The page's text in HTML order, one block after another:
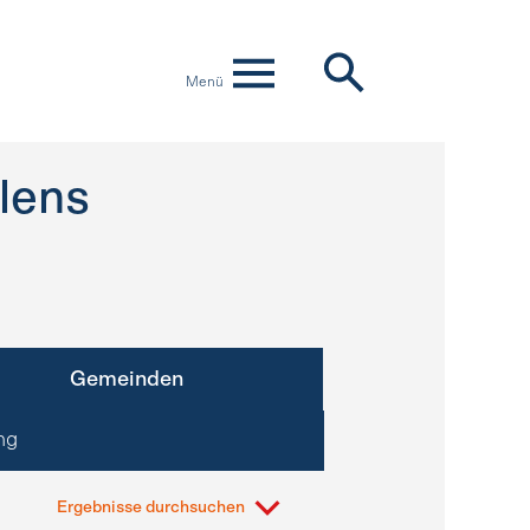
Menü
Gemeinden
Ergebnisse durchsuchen